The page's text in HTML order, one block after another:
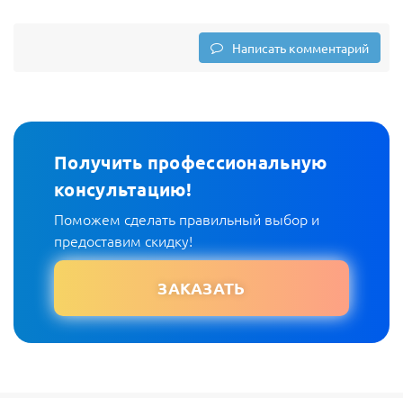
Написать комментарий
Получить профессиональную
консультацию!
Поможем сделать правильный выбор и
предоставим скидку!
ЗАКАЗАТЬ